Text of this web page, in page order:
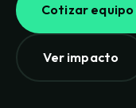
Cotizar
Ver impacto